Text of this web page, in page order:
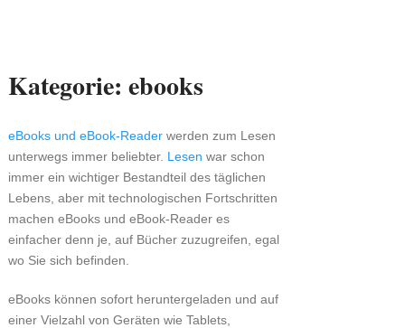
Kategorie: ebooks
eBooks und eBook-Readerwerden zum Lesen
unterwegs immer beliebter. Lesen war schon
immer ein wichtiger Bestandteil des täglichen
Lebens, aber mit technologischen Fortschritten
machen eBooks und eBook-Reader es
einfacher denn je, auf Bücher zuzugreifen, egal
wo Sie sich befinden.
eBooks können sofort heruntergeladen und auf
einer Vielzahl von Geräten wie Tablets,